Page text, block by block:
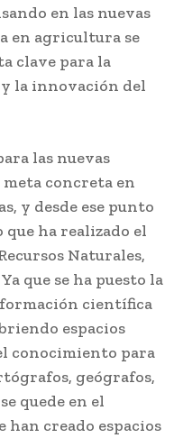
en las nuevas
en agricultura se
clave para la
la innovación del
las nuevas
meta concreta en
y desde ese punto
ha realizado el
Naturales,
que se ha puesto la
científica
espacios
conocimiento para
geógrafos,
quede en el
creado espacios